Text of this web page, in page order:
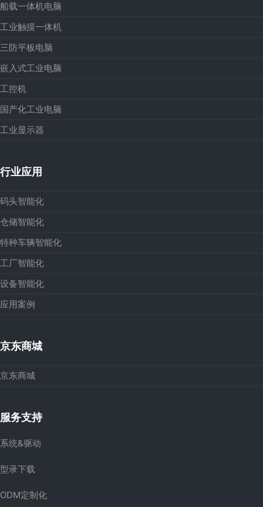
船载一体机电脑
工业触摸一体机
三防平板电脑
嵌入式工业电脑
工控机
国产化工业电脑
工业显示器
行业应用
码头智能化
仓储智能化
特种车辆智能化
工厂智能化
设备智能化
应用案例
京东商城
京东商城
服务支持
系统&驱动
型录下载
ODM定制化